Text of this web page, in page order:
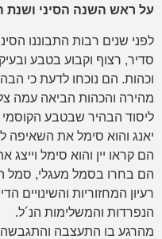
על ראש השנה הסיני ושנת
לפני שנים רבות התבוננו
סדיר, רצוף וקבוע בטבע
וכהות. הם נוכחו לדעת כי
מהירה והכהות הביאה עמה
ליסוד הבהיר שבטבע הקוסמי
יאנג והוא סימל את השאיפה
הם קראו יין והוא סימל
הם בחרו בסמל מעגלי, סמל
רעיון המחזוריות והשינויים
הנפרדות והמשלימות הנ´ל.
מהרגע בו התעצבה והתגבשה